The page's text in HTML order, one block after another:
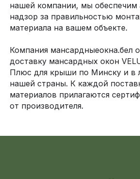
нашей компании, мы обеспечим
надзор за правильностью
материала на вашем объекте.
Компания мансардныеокна.бел
доставку мансардных окон
Плюс для крыши по Минску и в
нашей страны. К каждой
материалов прилагаются
от производителя.